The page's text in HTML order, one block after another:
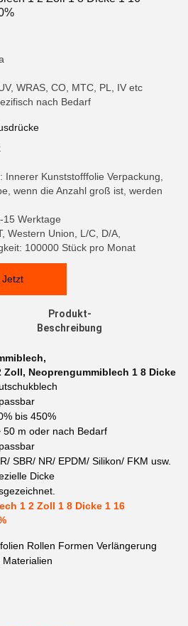
WRAS, CO, MTC, PL, IV etc
nach Bedarf
Kunststofffolie Verpackung,
wenn die Anzahl groß ist, werden
15 Werktage
Western Union, L/C, D/A,
100000 Stück pro Monat
Jetzt
Produkt-
Beschreibung
,
Zoll, Neoprengummiblech 1 8 Dicke
bis 450%
50 m oder nach Bedarf
SBR/ NR/ EPDM/ Silikon/ FKM usw.
Dicke
1 2 Zoll 1 8 Dicke 1 16
Rollen Formen Verlängerung
Materialien